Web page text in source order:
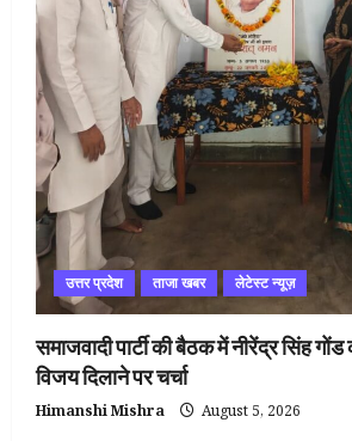
उत्तर प्रदेश ताजा खबर लेटेस्ट न्यूज़
समाजवादी पार्टी की बैठक में नीरेंद्र सिंह
विजय दिलाने पर चर्चा
Himanshi Mishra August 5, 2026